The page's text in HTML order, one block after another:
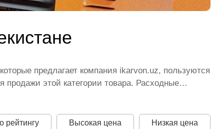
предлагает компания ikarvon.uz, пользуются
этой категории товара. Расходные
оборудования от ikarvon.uz — это
рейтингу Высокая цена Низкая цена